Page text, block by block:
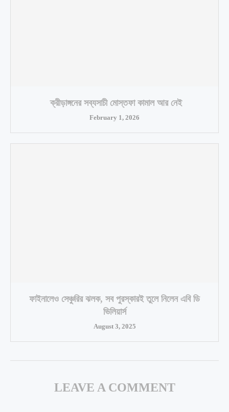
ক্রীড়াঙ্গনের সব্যসাচী মোস্তফা কামাল আর নেই
February 1, 2026
ফাইনালেও সেঞ্চুরির ঝলক, সব পুরস্কারই তুলে নিলেন এবি ডি
ভিলিয়ার্স
August 3, 2025
LEAVE A COMMENT